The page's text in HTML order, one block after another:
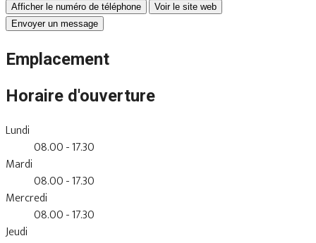
Afficher le numéro de téléphone
Voir le site web
Envoyer un message
Emplacement
Horaire d'ouverture
Lundi
08.00 - 17.30
Mardi
08.00 - 17.30
Mercredi
08.00 - 17.30
Jeudi